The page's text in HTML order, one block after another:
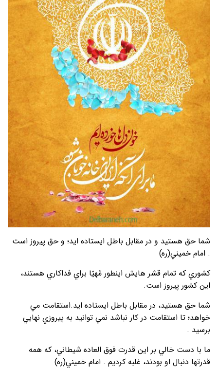
شما حق هستيد و در مقابل باطل ايستاده ايد؛ و حق پيروز است
. امام خميني(ره)
كشوري كه تمام قشر هايش اينطور مُهيّا براي فداكاري هستند،
اين كشور پيروز است.
شما حق هستيد، در مقابل باطل ايستاده ايد.استقامت مي
خواهد؛ تا استقامت در كار نباشد نمي توانيد به پيروزي نهايي
برسيد .
ما با دست خالي بر اين قدرت فوق العاده شيطاني، كه همه
قدرتها دنبال او بودند، غلبه كرديم . امام خميني(ره)